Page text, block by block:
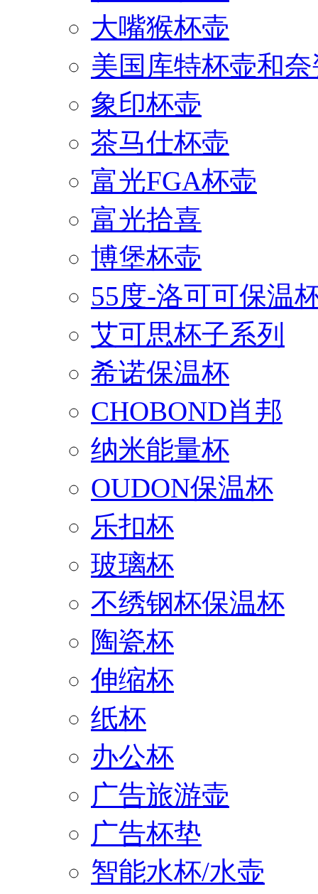
大嘴猴杯壶
美国库特杯壶和
象印杯壶
茶马仕杯壶
富光FGA杯壶
富光拾喜
博堡杯壶
55度-洛可可保温
艾可思杯子系列
希诺保温杯
CHOBOND肖邦
纳米能量杯
OUDON保温杯
乐扣杯
玻璃杯
不绣钢杯保温杯
陶瓷杯
伸缩杯
纸杯
办公杯
广告旅游壶
广告杯垫
智能水杯/水壶